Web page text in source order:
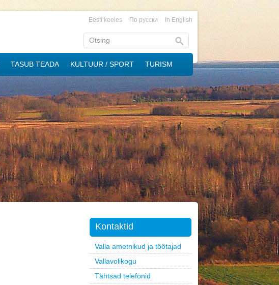
Eesti keeles По русски In English
TASUB TEADA KULTUUR / SPORT TURISM
Kontaktid
Valla ametnikud ja töötajad
Vallavolikogu
Tähtsad telefonid